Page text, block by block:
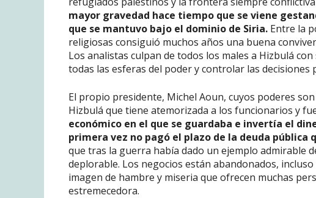
mayor gravedad hace tiempo que se viene
que se mantuvo bajo el dominio de Siria. Entre la
religiosas consiguió muchos años una buena
Los analistas culpan de todos los males a Hizbulá
todas las esferas del poder y controlar las decisiones
El propio presidente, Michel Aoun, cuyos poderes
Hizbulá que tiene atemorizada a los funcionarios y
económico en el que se guardaba e invertía el
primera vez no pagó el plazo de la deuda pública
que tras la guerra había dado un ejemplo admirable
deplorable. Los negocios están abandonados,
imagen de hambre y miseria que ofrecen muchas
estremecedora.